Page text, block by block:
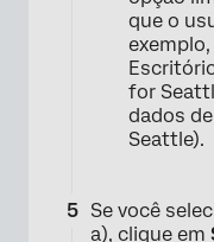
que o
for
dados
Seattle).
Se você
a), clique em